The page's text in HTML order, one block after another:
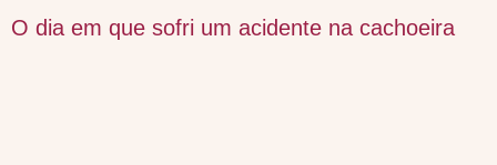
O dia em que sofri um acidente na cachoeira